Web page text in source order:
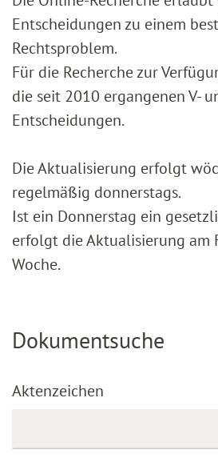
Entscheidungen zu einem
Rechtsproblem.
Für die Recherche zur
die seit 2010 ergangenen V-
Entscheidungen.
Die Aktualisierung erfolgt
regelmäßig donnerstags.
Ist ein Donnerstag ein
erfolgt die Aktualisierung am
Woche.
Dokumentsuche
Aktenzeichen